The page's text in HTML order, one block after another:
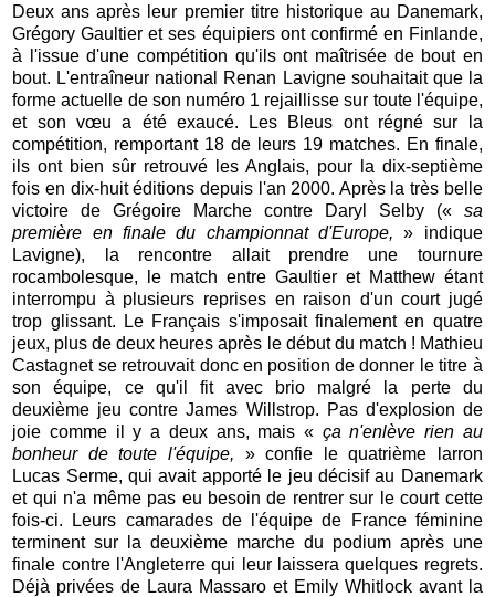
Deux ans après leur premier titre historique au Danemark,
Grégory Gaultier et ses équipiers ont confirmé en Finlande,
à l'issue d'une compétition qu'ils ont maîtrisée de bout en
bout. L'entraîneur national Renan Lavigne souhaitait que la
forme actuelle de son numéro 1 rejaillisse sur toute l'équipe,
et son vœu a été exaucé. Les Bleus ont régné sur la
compétition, remportant 18 de leurs 19 matches. En finale,
ils ont bien sûr retrouvé les Anglais, pour la dix-septième
fois en dix-huit éditions depuis l'an 2000. Après la très belle
victoire de Grégoire Marche contre Daryl Selby (« sa
première en finale du championnat d'Europe, » indique
Lavigne), la rencontre allait prendre une tournure
rocambolesque, le match entre Gaultier et Matthew étant
interrompu à plusieurs reprises en raison d'un court jugé
trop glissant. Le Français s'imposait finalement en quatre
jeux, plus de deux heures après le début du match ! Mathieu
Castagnet se retrouvait donc en position de donner le titre à
son équipe, ce qu'il fit avec brio malgré la perte du
deuxième jeu contre James Willstrop. Pas d'explosion de
joie comme il y a deux ans, mais « ça n'enlève rien au
bonheur de toute l'équipe, » confie le quatrième larron
Lucas Serme, qui avait apporté le jeu décisif au Danemark
et qui n'a même pas eu besoin de rentrer sur le court cette
fois-ci. Leurs camarades de l'équipe de France féminine
terminent sur la deuxième marche du podium après une
finale contre l'Angleterre qui leur laissera quelques regrets.
Déjà privées de Laura Massaro et Emily Whitlock avant la